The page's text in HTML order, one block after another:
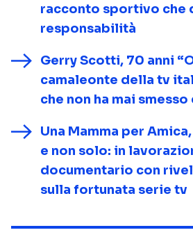
racconto sportivo che
responsabilità
Gerry Scotti, 70 anni
camaleonte della tv
che non ha mai
Una Mamma per
e non solo: in
documentario con
sulla fortunata serie tv